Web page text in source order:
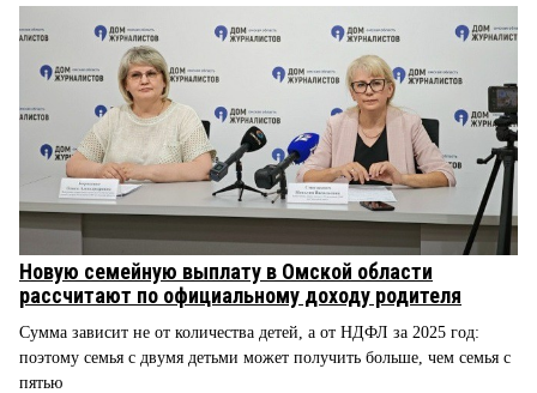
НОВОСТИ КОМПАНИЙ
ПРОИСШЕСТВИЯ
СТИЛЬ ЖИЗНИ
Блоги
Архив
Новую семейную выплату в Омской области
рассчитают по официальному доходу родителя
Сумма зависит не от количества детей, а от НДФЛ за 2025 год:
поэтому семья с двумя детьми может получить больше, чем семья с
пятью